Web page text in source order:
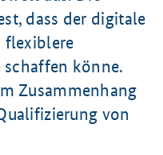
dass der digitale
flexiblere
könne.
Zusammenhang
von